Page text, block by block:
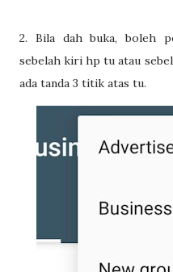
2. Bila dah buka, boleh
sebelah kiri hp tu atau
ada tanda 3 titik atas tu.